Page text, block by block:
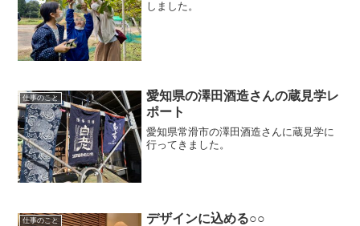
しました。
仕事のこと
愛知県の澤田酒造さんの蔵見学レ
ポート
愛知県常滑市の澤田酒造さんに蔵見学に
行ってきました。
仕事のこと デザインに込める○○